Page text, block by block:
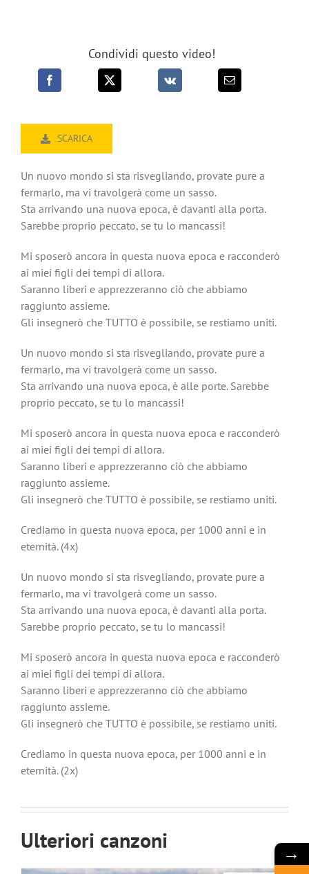
Condividi questo video!
SCARICA
Un nuovo mondo si sta risvegliando, provate pure a
fermarlo, ma vi travolgerà come un sasso.
Sta arrivando una nuova epoca, è davanti alla porta.
Sarebbe proprio peccato, se tu lo mancassi!
Mi sposerò ancora in questa nuova epoca e racconderò
ai miei figli dei tempi di allora.
Saranno liberi e apprezzeranno ciò che abbiamo
raggiunto assieme.
Gli insegnerò che TUTTO è possibile, se restiamo uniti.
Un nuovo mondo si sta risvegliando, provate pure a
fermarlo, ma vi travolgerà come un sasso.
Sta arrivando una nuova epoca, è alle porte. Sarebbe
proprio peccato, se tu lo mancassi!
Mi sposerò ancora in questa nuova epoca e racconderò
ai miei figli dei tempi di allora.
Saranno liberi e apprezzeranno ciò che abbiamo
raggiunto assieme.
Gli insegnerò che TUTTO è possibile, se restiamo uniti.
Crediamo in questa nuova epoca, per 1000 anni e in
eternità. (4x)
Un nuovo mondo si sta risvegliando, provate pure a
fermarlo, ma vi travolgerà come un sasso.
Sta arrivando una nuova epoca, è davanti alla porta.
Sarebbe proprio peccato, se tu lo mancassi!
Mi sposerò ancora in questa nuova epoca e racconderò
ai miei figli dei tempi di allora.
Saranno liberi e apprezzeranno ciò che abbiamo
raggiunto assieme.
Gli insegnerò che TUTTO è possibile, se restiamo uniti.
Crediamo in questa nuova epoca, per 1000 anni e in
eternità. (2x)
Ulteriori canzoni
→